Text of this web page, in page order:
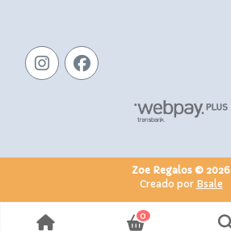
Zoe Regalos © 2026
Creado por Bsale
0